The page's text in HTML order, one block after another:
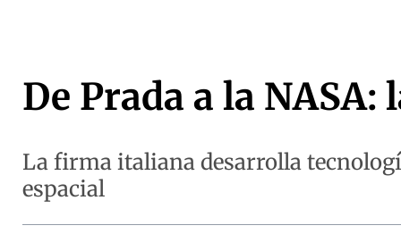
De Prada a la
La firma italiana desarrolla
espacial